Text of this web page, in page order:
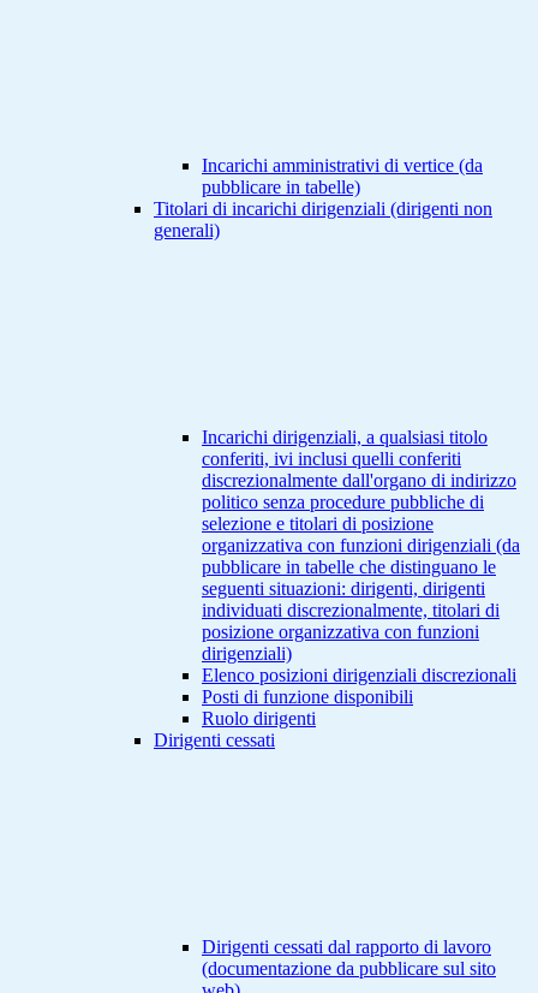
Incarichi amministrativi di vertice (da
pubblicare in tabelle)
Titolari di incarichi dirigenziali (dirigenti non
generali)
Incarichi dirigenziali, a qualsiasi titolo
conferiti, ivi inclusi quelli conferiti
discrezionalmente dall'organo di indirizzo
politico senza procedure pubbliche di
selezione e titolari di posizione
organizzativa con funzioni dirigenziali (da
pubblicare in tabelle che distinguano le
seguenti situazioni: dirigenti, dirigenti
individuati discrezionalmente, titolari di
posizione organizzativa con funzioni
dirigenziali)
Elenco posizioni dirigenziali discrezionali
Posti di funzione disponibili
Ruolo dirigenti
Dirigenti cessati
Dirigenti cessati dal rapporto di lavoro
(documentazione da pubblicare sul sito